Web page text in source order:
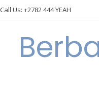
Call Us: +2782 444 YEAH